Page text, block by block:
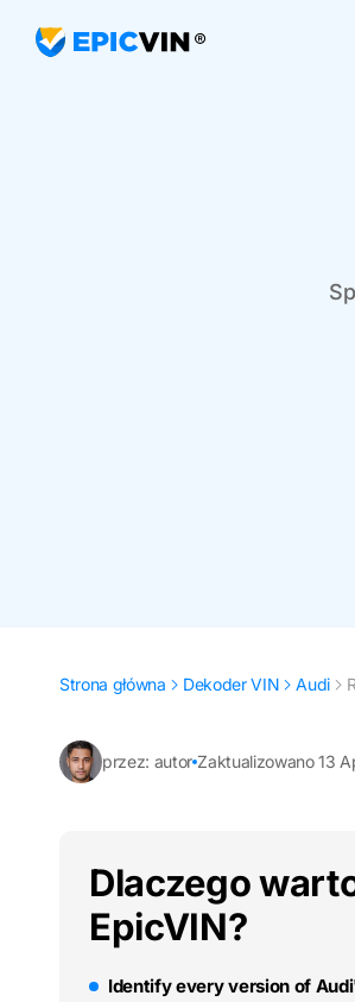
Strona główna Dekoder VIN Audi
przez: autor Zaktualizowano 13
Dlaczego
EpicVIN?
Identify every version of